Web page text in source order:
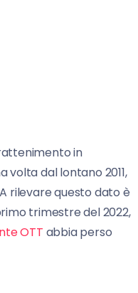
in
volta dal lontano 2011,
rilevare questo dato è
trimestre del 2022,
OTT abbia perso